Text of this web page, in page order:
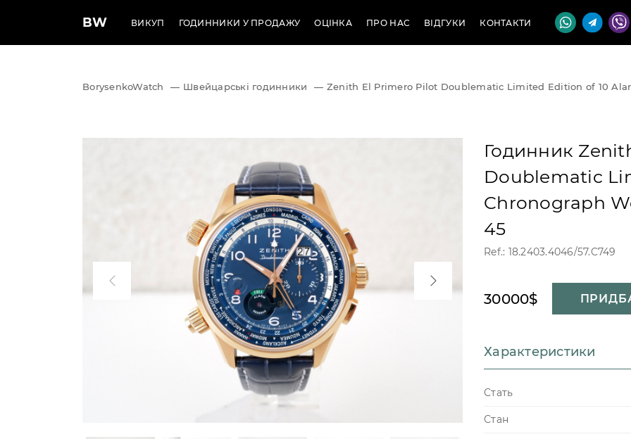
BW ВИКУП ГОДИННИКИ У ПРОДАЖУ ОЦІНКА ПРО НАС ВІДГУКИ КОНТАКТИ
BorysenkoWatch — Швейцарські годинники — Zenith El Primero Pilot Doublematic Limited Edition of 10
Годинник
Doublematic
Chronograph
45
Ref.: 18.2403.4046/57.C749
30000$
Характеристики
Стать
Стан